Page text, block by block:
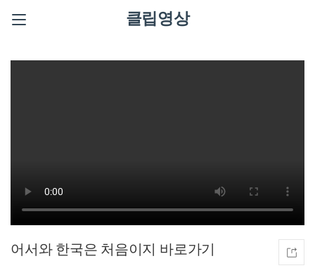
클립영상
어서와 한국은 처음이지